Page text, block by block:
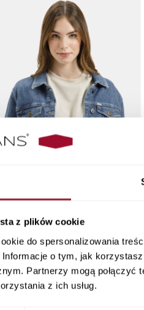
z plików cookie
do spersonalizowania
o tym, jak
Partnerzy mogą
z ich usług.
jeansowa niebieska B 608-
MID BLUE
259,90 PLN